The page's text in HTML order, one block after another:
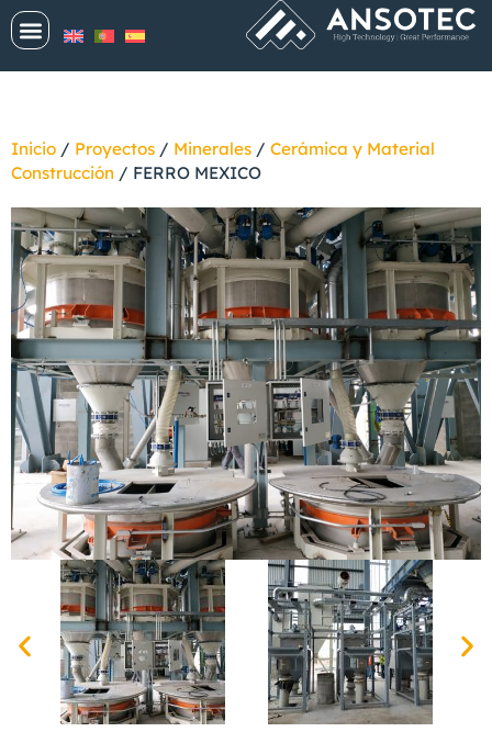
Inicio / Proyectos / Minerales / Cerámica y Material
Construcción / FERRO MEXICO